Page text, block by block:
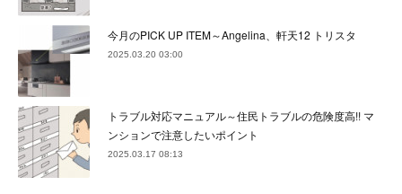
(22)
(25
(21
(24)
(21
( 23)
(23
(22)
(24
( 21)
(20)
(23
(22)
(23
( 24)
(21)
(24
(24)
(23
( 21)
(22)
(21)
(27)
(22
33)
(28)
(32)
(36)
(30
34)
(8 )
今月のPICK UP ITEM～Angelina、軒天12 トリスタ
2025.03.20 03:00
トラブル対応マニュアル～住民トラブルの危険度高!! マ
ンションで注意したいポイント
2025.03.17 08:13